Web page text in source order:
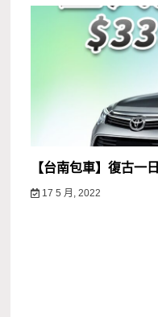
【台南包車】復古一
17 5 月, 2022